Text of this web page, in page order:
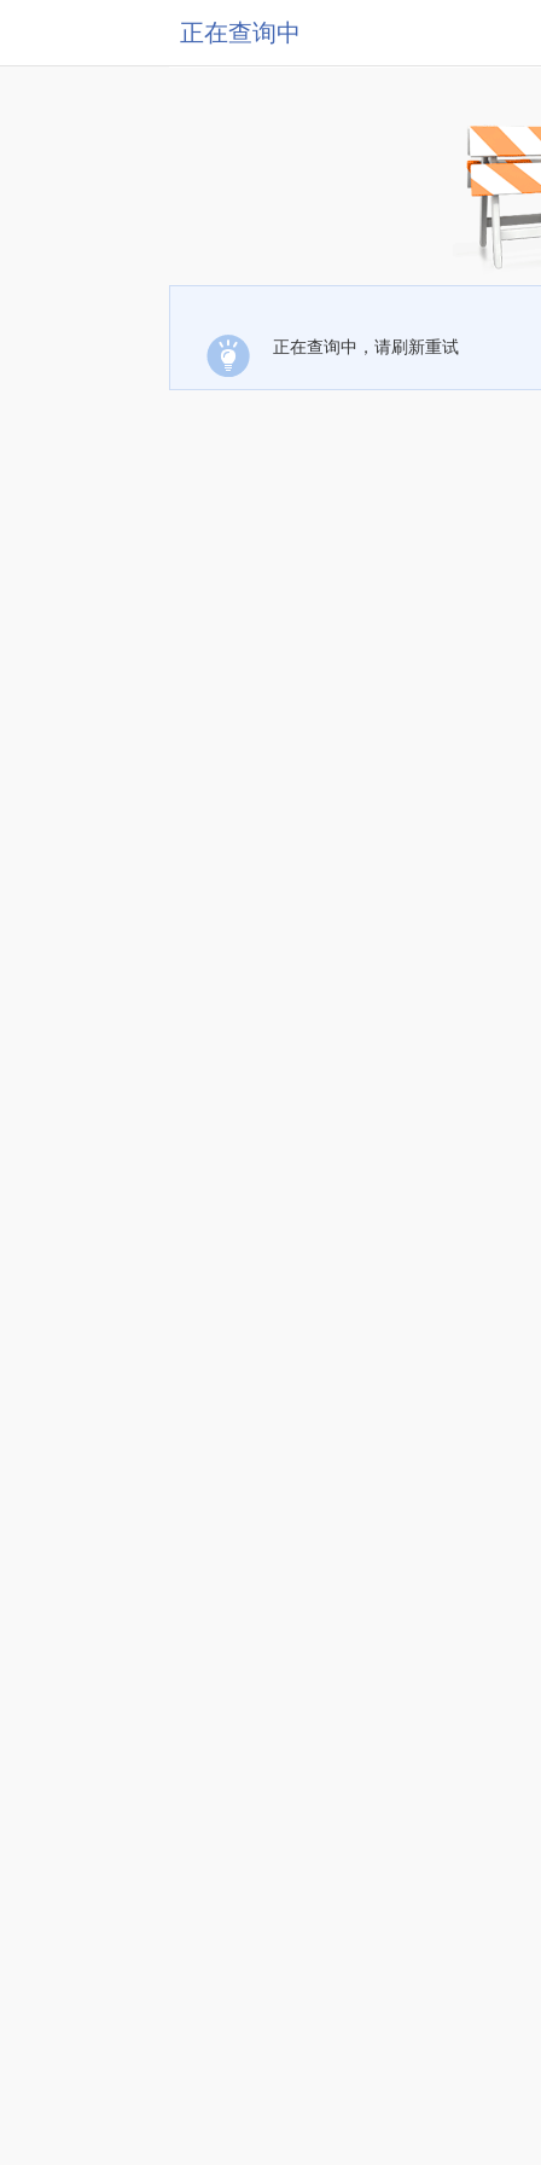
正在查询中
正在查询中，请刷新重试